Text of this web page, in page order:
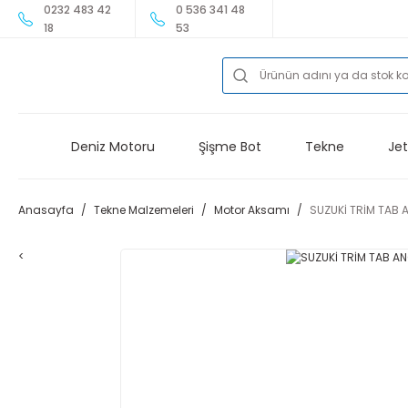
0232 483 42
18
0 536 341 48
53
Deniz Motoru Şişme Bot Tekne
Anasayfa Tekne Malzemeleri Motor Aksamı SUZUKİ TRİM TAB
<